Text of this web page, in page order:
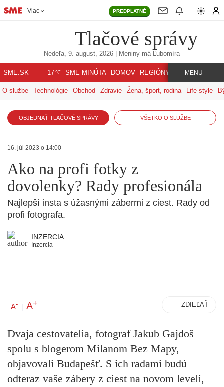
Viac PREDPLATNÉ
Tlačové správy
Nedeľa, 9. august, 2026 | Meniny má Ľubomíra
SME.SK 17℃ SME MINÚTA DOMOV REGIÓNY INDEX SVET
MENU
O službe Technológie Obchod Zdravie Žena, šport, rodina Life style
OBJEDNAŤ TLAČOVÉ SPRÁVY VŠETKO O SLUŽBE
16. júl 2023 o 14:00
Ako na profi fotky z
dovolenky? Rady profesionála
Najlepší insta s úžasnými zábermi z ciest. Rady od
profi fotografa.
INZERCIA
Inzercia
A- | A+ ZDIEĽAŤ
Dvaja cestovatelia, fotograf Jakub Gajdoš
spolu s blogerom Milanom Bez Mapy,
objavovali Budapešť. S ich radami budú
odteraz vaše zábery z ciest na novom leveli,